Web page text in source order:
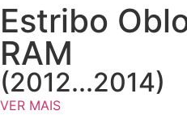
Estribo
RAM
(2012...2014)
VER MAIS